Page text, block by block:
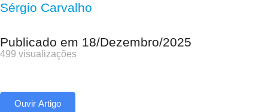
Sérgio Carvalho
Publicado em 18/Dezembro/2025
499 visualizações
Ouvir Artigo